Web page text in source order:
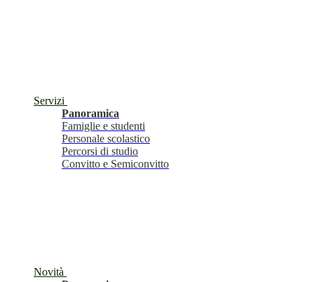
Servizi
Panoramica
Famiglie e studenti
Personale scolastico
Percorsi di studio
Convitto e Semiconvitto
Novità